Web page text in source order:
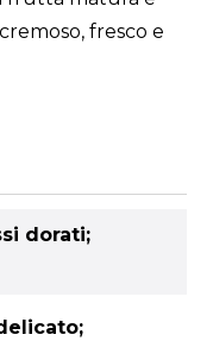
fresco e
dorati;